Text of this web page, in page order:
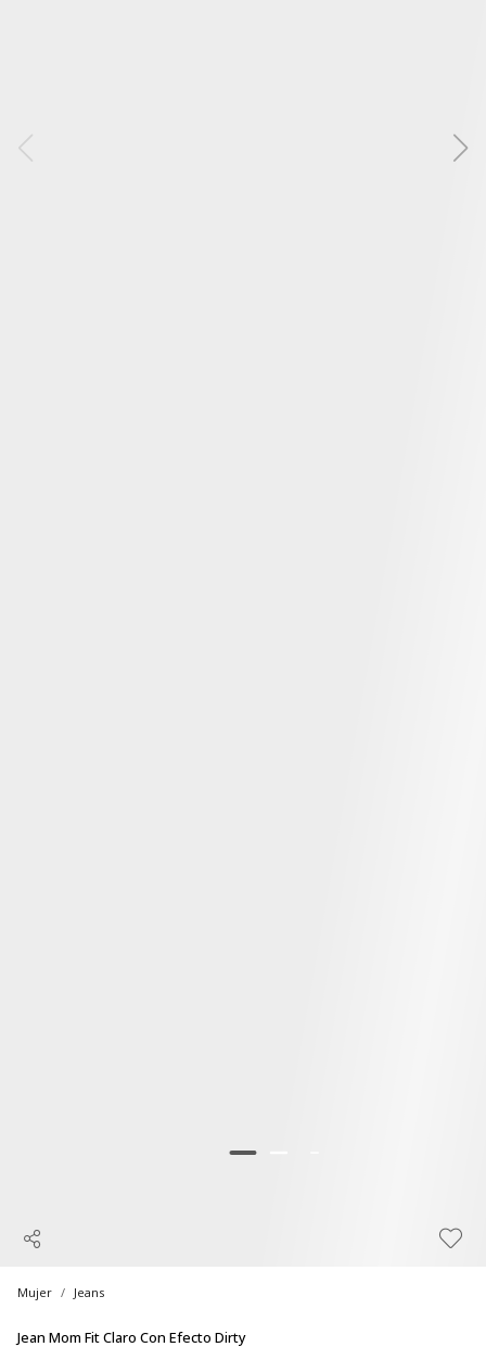
Mujer Jeans
Jean Mom Fit Claro Con Efecto Dirty